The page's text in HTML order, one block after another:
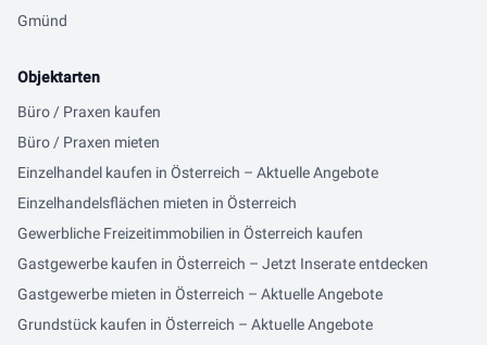
Gmünd
Objektarten
Büro / Praxen kaufen
Büro / Praxen mieten
Einzelhandel kaufen in Österreich – Aktuelle Angebote
Einzelhandelsflächen mieten in Österreich
Gewerbliche Freizeitimmobilien in Österreich kaufen
Gastgewerbe kaufen in Österreich – Jetzt Inserate entdecken
Gastgewerbe mieten in Österreich – Aktuelle Angebote
Grundstück kaufen in Österreich – Aktuelle Angebote